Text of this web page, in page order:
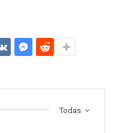
Todas